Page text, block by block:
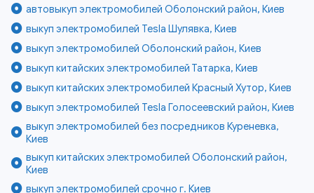
автовыкуп электромобилей Оболонский район, Киев
выкуп электромобилей Tesla Шулявка, Киев
выкуп электромобилей Оболонский район, Киев
выкуп китайских электромобилей Татарка, Киев
выкуп китайских электромобилей Красный Хутор, Киев
выкуп электромобилей Tesla Голосеевский район, Киев
выкуп электромобилей без посредников Куреневка,
Киев
выкуп китайских электромобилей Оболонский район,
Киев
выкуп электромобилей срочно г. Киев